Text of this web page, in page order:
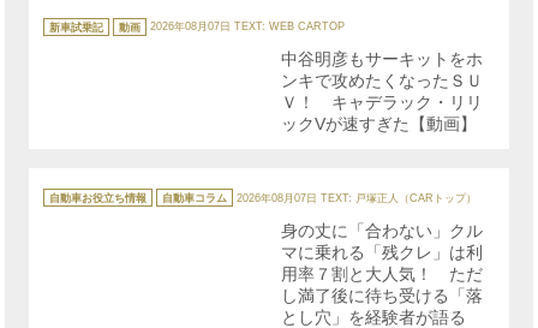
テ
ゴ
新車試乗記 動画 2026年08月07日 TEXT: WEB CARTOP
中谷明彦もサーキットをホ
ンキで攻めたくなったＳＵ
Ｖ！ キャデラック・リリ
ックVが速すぎた【動画】
テ
ゴ
自動車お役立ち情報 自動車コラム 2026年08月07日 TEXT: 戸塚正人（CARトップ）
身の丈に「合わない」クル
マに乗れる「残クレ」は利
用率７割と大人気！ ただ
し満了後に待ち受ける「落
とし穴」を経験者が語る